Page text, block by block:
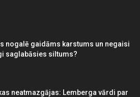
nogalē gaidāms karstums un negaisi
saglabāsies siltums?
neatmazgājas: Lemberga vārdi par